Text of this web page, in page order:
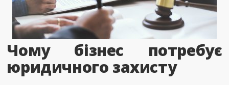
Чому бізнес потребує
юридичного захисту